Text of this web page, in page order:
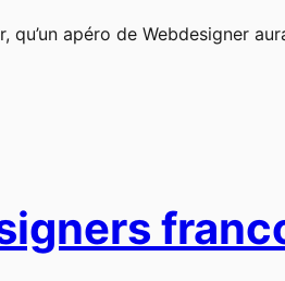
apéro de Webdesigner